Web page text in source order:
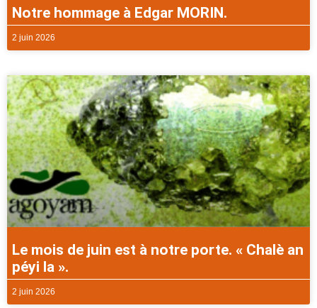
Notre hommage à Edgar MORIN.
2 juin 2026
Le mois de juin est à notre porte. « Chalè an
péyi la ».
2 juin 2026